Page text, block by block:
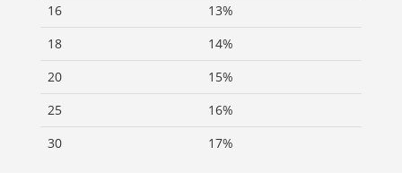
16
13%
18
14%
20
15%
25
16%
30
17%